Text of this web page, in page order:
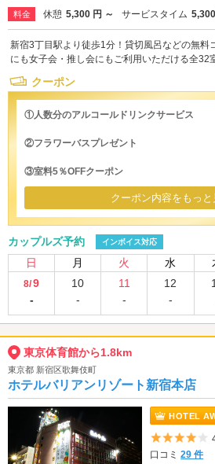
料金 休憩 5,300 円 ～ サービスタイム
新宿3丁目駅より徒歩1分！貸切風呂などの無料
にも女子会・推し会にもご利用いただける全32
クーポン
①人数分のアルコールドリンクサービス
②フラワーバスプレゼント
③室料5％OFFクーポン
クーポン内容をもっと
カップルズ予約 インボイス対応
日 月 火 水
8/9
-
10
-
11
-
12
-
東京体育館から1.8km
東京都 新宿区歌舞伎町
ホテルバリアンリゾート新宿本店
HOTEL
口コミ29 件